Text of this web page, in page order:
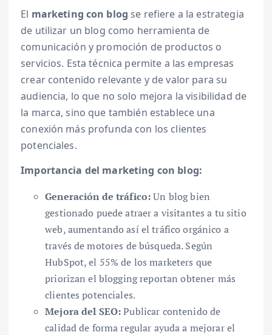
El marketing con blog se refiere a la estrategia
de utilizar un blog como herramienta de
comunicación y promoción de productos o
servicios. Esta técnica permite a las empresas
crear contenido relevante y de valor para su
audiencia, lo que no solo mejora la visibilidad de
la marca, sino que también establece una
conexión más profunda con los clientes
potenciales.
Importancia del marketing con blog:
Generación de tráfico:Un blog bien
gestionado puede atraer a visitantes a tu sitio
web, aumentando así el tráfico orgánico a
través de motores de búsqueda. Según
HubSpot, el 55% de los marketers que
priorizan el blogging reportan obtener más
clientes potenciales.
Mejora del SEO:Publicar contenido de
calidad de forma regular ayuda a mejorar el